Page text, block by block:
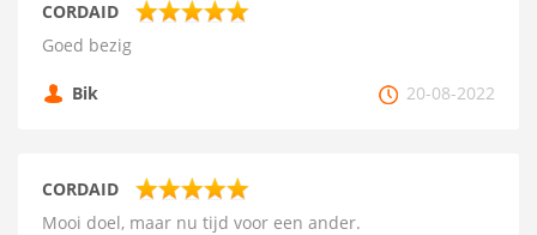
CORDAID
Goed bezig
Bik 20-08-2022
CORDAID
Mooi doel, maar nu tijd voor een ander.